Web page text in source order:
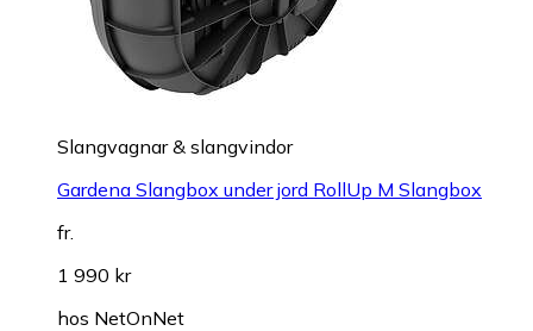
Slangvagnar & slangvindor
Gardena Slangbox under jord RollUp M Slangbox
fr.
1 990 kr
hos NetOnNet